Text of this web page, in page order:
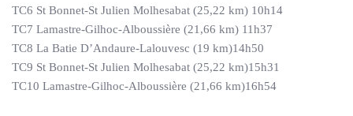
TC6 St Bonnet-St Julien Molhesabat (25,22 km) 10h14
TC7 Lamastre-Gilhoc-Alboussière (21,66 km) 11h37
TC8 La Batie D’Andaure-Lalouvesc (19 km)14h50
TC9 St Bonnet-St Julien Molhesabat (25,22 km)15h31
TC10 Lamastre-Gilhoc-Alboussière (21,66 km)16h54